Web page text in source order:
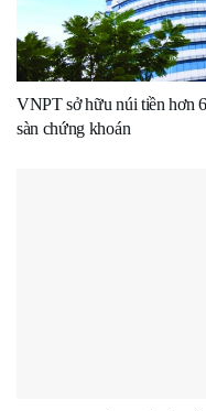
VNPT sở hữu núi tiền hơn
sàn chứng khoán